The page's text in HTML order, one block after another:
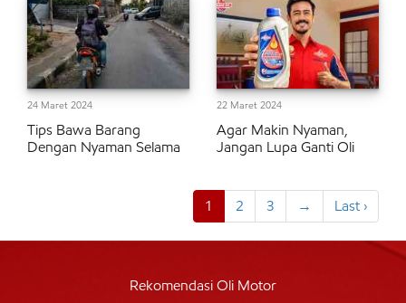
24 Maret 2024
Tips Bawa Barang
Dengan Nyaman Selama
22 Maret 2024
Agar Makin Nyaman,
Jangan Lupa Ganti Oli
1 2 3 → Last ›
Rekomendasi Oli Motor